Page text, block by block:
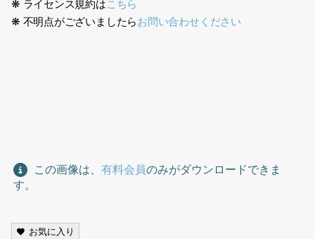
❋ ライセンス規約はこちら
❋ 不明点がございましたらお問い合わせください
この画像は、 有料会員のみがダウンロードできま
す。
お気に入り